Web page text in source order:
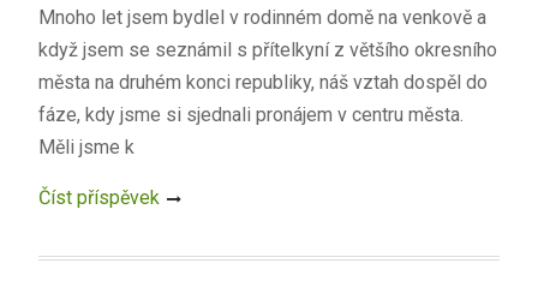
Mnoho let jsem bydlel v rodinném domě na venkově a
když jsem se seznámil s přítelkyní z většího okresního
města na druhém konci republiky, náš vztah dospěl do
fáze, kdy jsme si sjednali pronájem v centru města.
Měli jsme k
Číst příspěvek